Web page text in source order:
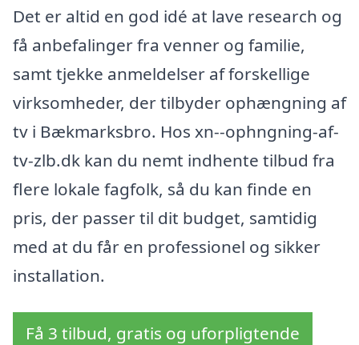
Det er altid en god idé at lave research og
få anbefalinger fra venner og familie,
samt tjekke anmeldelser af forskellige
virksomheder, der tilbyder ophængning af
tv i Bækmarksbro. Hos xn--ophngning-af-
tv-zlb.dk kan du nemt indhente tilbud fra
flere lokale fagfolk, så du kan finde en
pris, der passer til dit budget, samtidig
med at du får en professionel og sikker
installation.
Få 3 tilbud, gratis og uforpligtende